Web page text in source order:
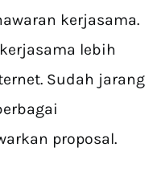
kerjasama.
lebih
Sudah jarang
proposal.